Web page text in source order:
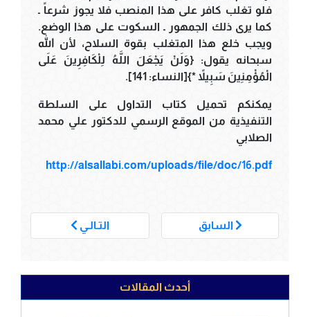
فلو تغلب كافر على هذا المنصب فلا يجوز شرعاً ـ
كما يرى ذلك الجمهور ـ السكوت على هذا الوضع.
ويجب خلع هذا المتغلب بقوة السلاح، لأن الله
سبحانه يقول: {وَلَنْ يَجْعَلَ اللَّهُ لِلْكَافِرِينَ عَلَى
الْمُؤْمِنِينَ سَبِيلاً *}[النساء: 141].
يمكنكم تحميل كتاب التداول على السلطة
التنفيذية من الموقع الرسمي للدكتور علي محمد
الصلابي
http://alsallabi.com/uploads/file/doc/16.pdf
السابق التـالـي
أحدث المقالات